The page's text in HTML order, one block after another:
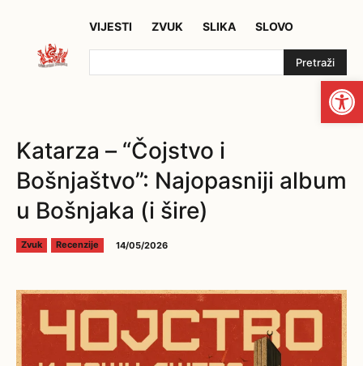
VIJESTI ZVUK SLIKA SLOVO
Pretraži
Katarza – “Čojstvo i
Bošnjaštvo”: Najopasniji album
u Bošnjaka (i šire)
Zvuk Recenzije 14/05/2026